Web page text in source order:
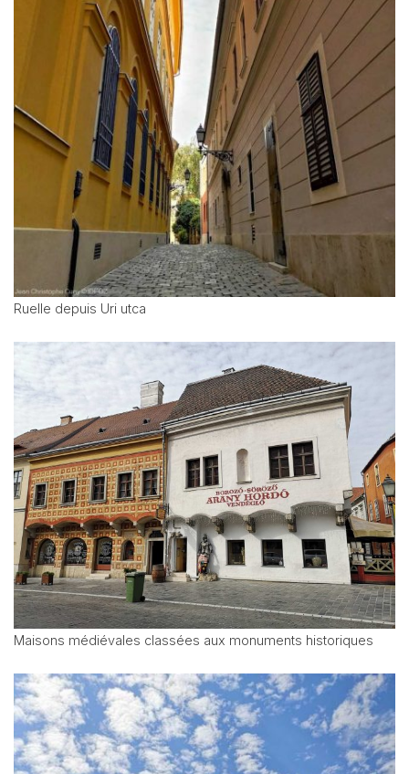
Ruelle depuis Uri utca
Maisons médiévales classées aux monuments historiques